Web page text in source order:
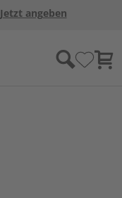
Jetzt angeben